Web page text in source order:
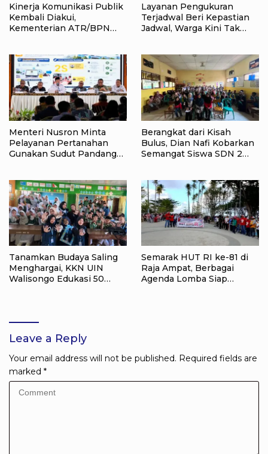
Kinerja Komunikasi Publik
Kembali Diakui,
Kementerian ATR/BPN
Layanan Pengukuran
Terjadwal Beri Kepastian
Jadwal, Warga Kini Tak
Menteri Nusron Minta
Pelayanan Pertanahan
Gunakan Sudut Pandang
Berangkat dari Kisah
Bulus, Dian Nafi Kobarkan
Semangat Siswa SDN 2
Tanamkan Budaya Saling
Menghargai, KKN UIN
Walisongo Edukasi 50
Semarak HUT RI ke-81 di
Raja Ampat, Berbagai
Agenda Lomba Siap
Leave a Reply
Your email address will not be published. Required fields are
marked *